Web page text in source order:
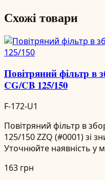
Схожі товари
Повітряний фільтр в
CG/CB 125/150
F-172-U1
Повітряний фільтр в
125/150 ZZQ (#0001) зі
Уточнюйте наявність у
163 грн